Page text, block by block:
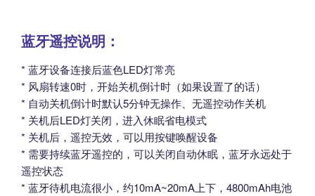
蓝牙遥控说明：
* 蓝牙设备连接后蓝色LED灯常亮
* 风扇转速0时，开始关机倒计时（如果设置了的话）
* 自动关机倒计时默认5分钟无操作、无遥控动作关机
* 关机后LED灯关闭，进入休眠省电模式
* 关机后，遥控无效，可以用按键唤醒设备
* 需要持续蓝牙遥控的，可以关闭自动休眠，蓝牙永远处于
遥控状态
* 蓝牙待机电流很小，约10mA~20mA上下，4800mAh电池